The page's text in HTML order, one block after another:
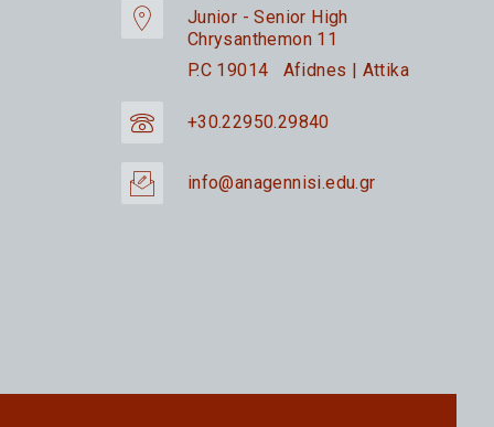
Junior - Senior High
Chrysanthemon 11
P.C 19014 Afidnes | Attika
+30.22950.29840
info@anagennisi.edu.gr